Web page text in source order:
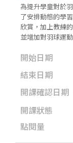
為提升學童對於
了安排動態的學
欣賞，加上教練
並增加對羽球運
開始日期
結束日期
開課確認日期
開課狀態
點閱量